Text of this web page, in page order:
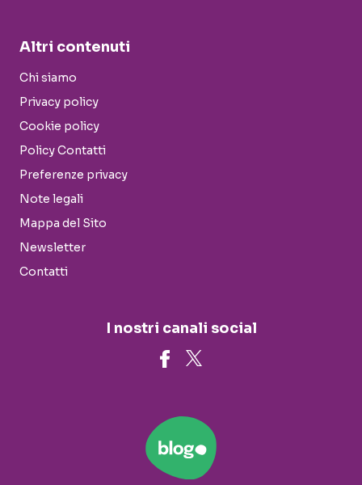
Altri contenuti
Chi siamo
Privacy policy
Cookie policy
Policy Contatti
Preferenze privacy
Note legali
Mappa del Sito
Newsletter
Contatti
I nostri canali social